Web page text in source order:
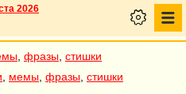
2026
фразы стишки
мемы фразы стишки